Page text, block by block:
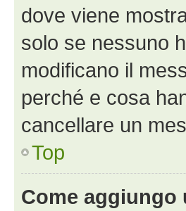
dove viene
solo se nessuno
modificano il
perché e cosa
cancellare un
Top
Come aggiungo